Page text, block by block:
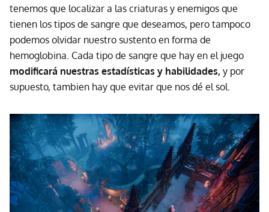
tenemos que localizar a las criaturas y enemigos que
tienen los tipos de sangre que deseamos, pero tampoco
podemos olvidar nuestro sustento en forma de
hemoglobina. Cada tipo de sangre que hay en el juego
modificará nuestras estadísticas y habilidades, y por
supuesto, tambien hay que evitar que nos dé el sol.